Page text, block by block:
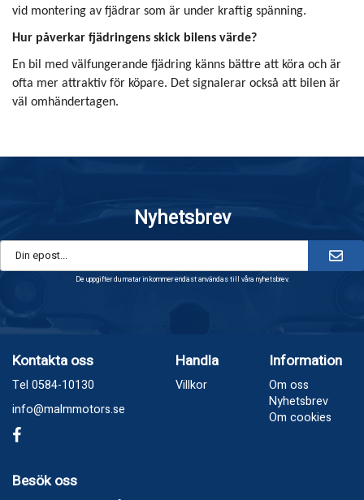
vid montering av fjädrar som är under kraftig spänning.
Hur påverkar fjädringens skick bilens värde?
En bil med välfungerande fjädring känns bättre att köra och är
ofta mer attraktiv för köpare. Det signalerar också att bilen är
väl omhändertagen.
Nyhetsbrev
De uppgifter du matar in kommer endast användas till våra nyhetsbrev.
Kontakta oss
Tel 0584-10130
info@malmmotors.se
Handla
Villkor
Information
Om oss
Nyhetsbrev
Om cookies
Besök oss